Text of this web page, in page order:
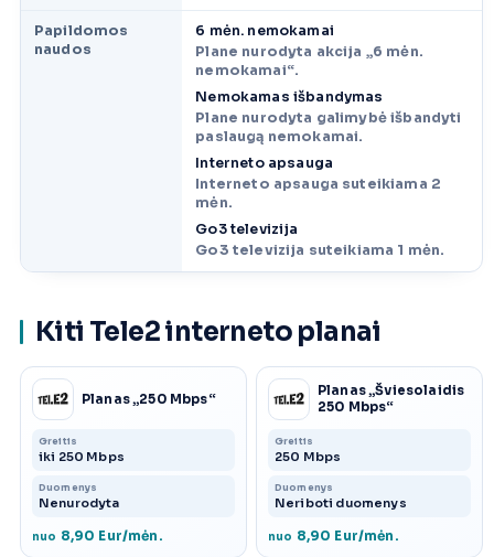
Papildomos
naudos
6 mėn. nemokamai
Plane nurodyta akcija „6 mėn.
nemokamai“.
Nemokamas išbandymas
Plane nurodyta galimybė išbandyti
paslaugą nemokamai.
Interneto apsauga
Interneto apsauga suteikiama 2
mėn.
Go3 televizija
Go3 televizija suteikiama 1 mėn.
Kiti Tele2 interneto planai
Planas „250 Mbps“
Greitis
iki 250 Mbps
Duomenys
Nenurodyta
nuo 8,90 Eur/mėn.
Planas „Šviesolaidis
250 Mbps“
Greitis
250 Mbps
Duomenys
Neriboti duomenys
nuo 8,90 Eur/mėn.